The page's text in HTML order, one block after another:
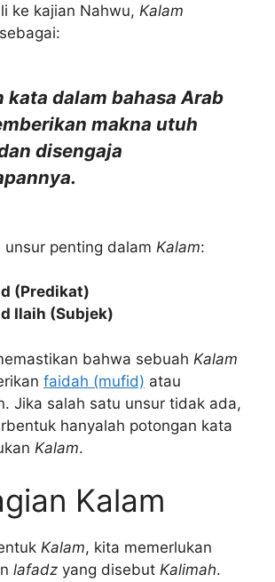
ke kajian Nahwu, Kalam
kata dalam bahasa Arab
makna utuh
disengaja
penting dalam Kalam:
(Predikat)
Ilaih (Subjek)
bahwa sebuah Kalam
faidah (mufid) atau
Jika salah satu unsur tidak ada,
hanyalah potongan kata
Kalam.
Kalam
Kalam, kita memerlukan
lafadz yang disebut Kalimah.